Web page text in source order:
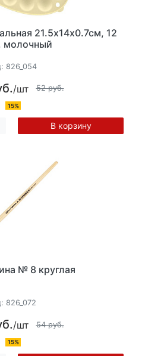
21.5х14х0.7см, 12
молочный
826_054
/шт 52 руб.
15%
В корзину
№ 8 круглая
826_072
/шт 54 руб.
15%